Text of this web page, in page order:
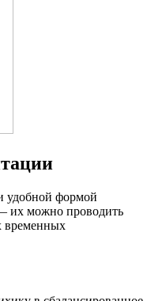
удобной формой
их можно проводить
временных